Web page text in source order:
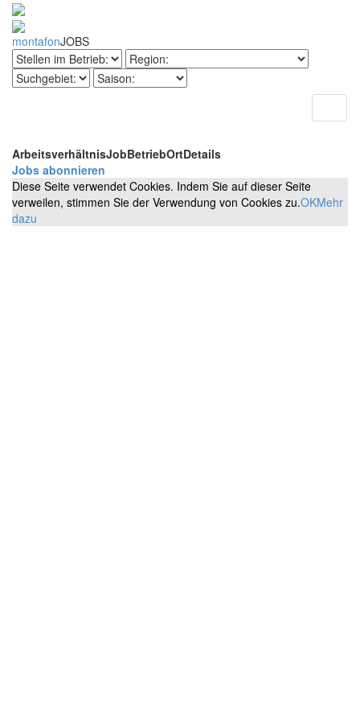
montafonJOBS
ArbeitsverhältnisJobBetriebOrtDetails
Jobs abonnieren
Diese Seite verwendet Cookies. Indem Sie auf dieser Seite
verweilen, stimmen Sie der Verwendung von Cookies zu.OKMehr
dazu